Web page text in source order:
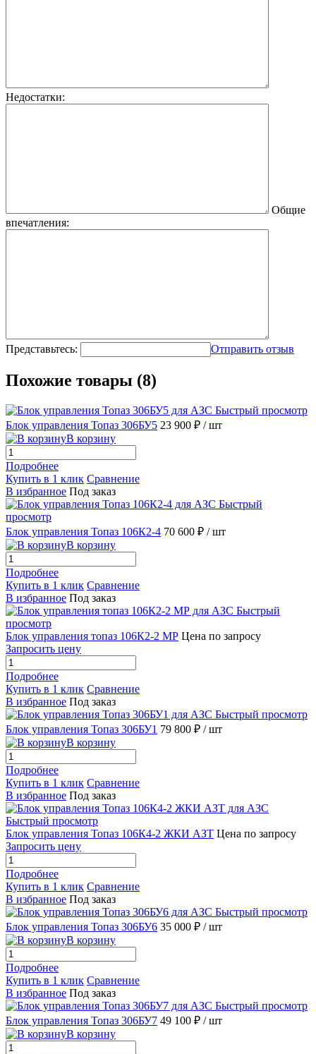
Недостатки:
Общие
впечатления:
Представьтесь: Отправить отзыв
Похожие товары (8)
Быстрый просмотр
Блок управления Топаз 306БУ5 23 900 ₽ / шт
В корзину
Подробнее
Купить в 1 клик Сравнение
В избранное Под заказ
Быстрый
просмотр
Блок управления Топаз 106К2-4 70 600 ₽ / шт
В корзину
Подробнее
Купить в 1 клик Сравнение
В избранное Под заказ
Быстрый
просмотр
Блок управления топаз 106К2-2 МР Цена по запросу
Запросить цену
Подробнее
Купить в 1 клик Сравнение
В избранное Под заказ
Быстрый просмотр
Блок управления Топаз 306БУ1 79 800 ₽ / шт
В корзину
Подробнее
Купить в 1 клик Сравнение
В избранное Под заказ
Быстрый просмотр
Блок управления Топаз 106К4-2 ЖКИ АЗТ Цена по запросу
Запросить цену
Подробнее
Купить в 1 клик Сравнение
В избранное Под заказ
Быстрый просмотр
Блок управления Топаз 306БУ6 35 000 ₽ / шт
В корзину
Подробнее
Купить в 1 клик Сравнение
В избранное Под заказ
Быстрый просмотр
Блок управления Топаз 306БУ7 49 100 ₽ / шт
В корзину